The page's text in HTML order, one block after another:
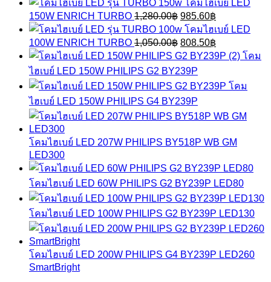
was:
1,750.00฿.
is:
1,347.50฿.
โคมไฮเบย์ LED
150W ENRICH TURBO 1,280.00฿ Original
price
was:
1,280.00฿.
985.60฿
price
is:
985.60฿.
โคมไฮเบย์ LED
100W ENRICH TURBO 1,050.00฿ Original
price
was:
1,050.00฿.
808.50฿
price
is:
โคม
ไฮเบย์ LED 150W PHILIPS G2 BY239P
โคม
ไฮเบย์ LED 150W PHILIPS G4 BY239P
โคมไฮเบย์ LED 207W PHILIPS BY518P WB GM
LED300
โคมไฮเบย์ LED 60W PHILIPS G2 BY239P LED80
โคมไฮเบย์ LED 100W PHILIPS G2 BY239P LED130
โคมไฮเบย์ LED 200W PHILIPS G4 BY239P LED260
SmartBright